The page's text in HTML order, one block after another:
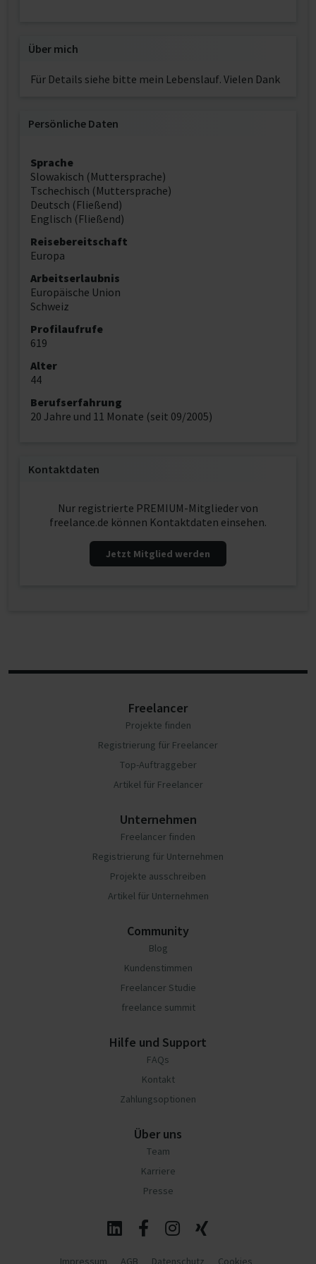
Über mich
Für Details siehe bitte mein Lebenslauf. Vielen Dank
Persönliche Daten
Sprache
Slowakisch (Muttersprache)
Tschechisch (Muttersprache)
Deutsch (Fließend)
Englisch (Fließend)
Reisebereitschaft
Europa
Arbeitserlaubnis
Europäische Union
Schweiz
Profilaufrufe
619
Alter
44
Berufserfahrung
20 Jahre und 11 Monate (seit 09/2005)
Kontaktdaten
Nur registrierte PREMIUM-Mitglieder von
freelance.de können Kontaktdaten einsehen.
Jetzt Mitglied werden
Freelancer
Projekte finden
Registrierung für Freelancer
Top-Auftraggeber
Artikel für Freelancer
Unternehmen
Freelancer finden
Registrierung für Unternehmen
Projekte ausschreiben
Artikel für Unternehmen
Community
Blog
Kundenstimmen
Freelancer Studie
freelance summit
Hilfe und Support
FAQs
Kontakt
Zahlungsoptionen
Über uns
Team
Karriere
Presse
Impressum AGB Datenschutz Cookies